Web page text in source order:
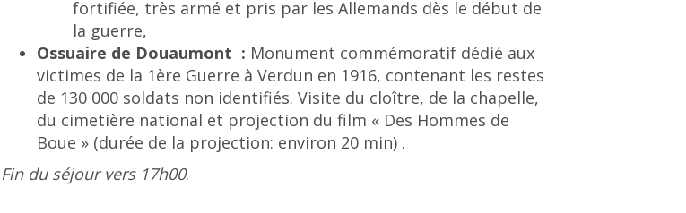
fortifiée, très armé et pris par les Allemands dès le début de
la guerre,
Ossuaire de Douaumont : Monument commémoratif dédié aux
victimes de la 1ère Guerre à Verdun en 1916, contenant les restes
de 130 000 soldats non identifiés. Visite du cloître, de la chapelle,
du cimetière national et projection du film « Des Hommes de
Boue » (durée de la projection: environ 20 min) .
Fin du séjour vers 17h00.